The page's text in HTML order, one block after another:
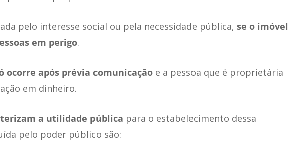
pelo interesse social ou pela necessidade pública, se o imóvel
em perigo.
ocorre após prévia comunicaçãoe a pessoa que é proprietária
em dinheiro.
a utilidade pública para o estabelecimento dessa
pelo poder público são: